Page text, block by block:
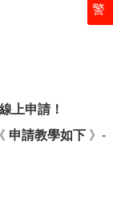
警
上申請！
申請教學如下 》-